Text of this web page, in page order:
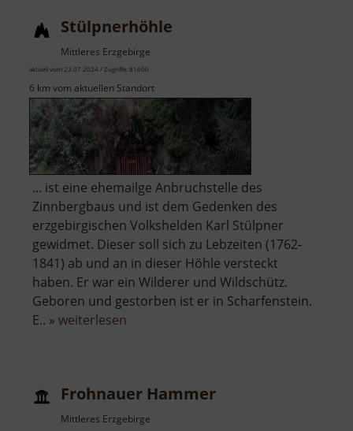
Stülpnerhöhle
Mittleres Erzgebirge
aktuell vom 23.07.2024 / Zugriffe: 81600
6 km vom aktuellen Standort
... ist eine ehemailge Anbruchstelle des
Zinnbergbaus und ist dem Gedenken des
erzgebirgischen Volkshelden Karl Stülpner
gewidmet. Dieser soll sich zu Lebzeiten (1762-
1841) ab und an in dieser Höhle versteckt
haben. Er war ein Wilderer und Wildschütz.
Geboren und gestorben ist er in Scharfenstein.
E.. » weiterlesen
Frohnauer Hammer
Mittleres Erzgebirge